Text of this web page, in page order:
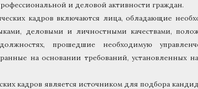
и деловой активности граждан.
кадров включаются лица, обладающие
деловыми и личностными качествами,
прошедшие необходимую
на основании требований, установленных
кадров является источником для подбора